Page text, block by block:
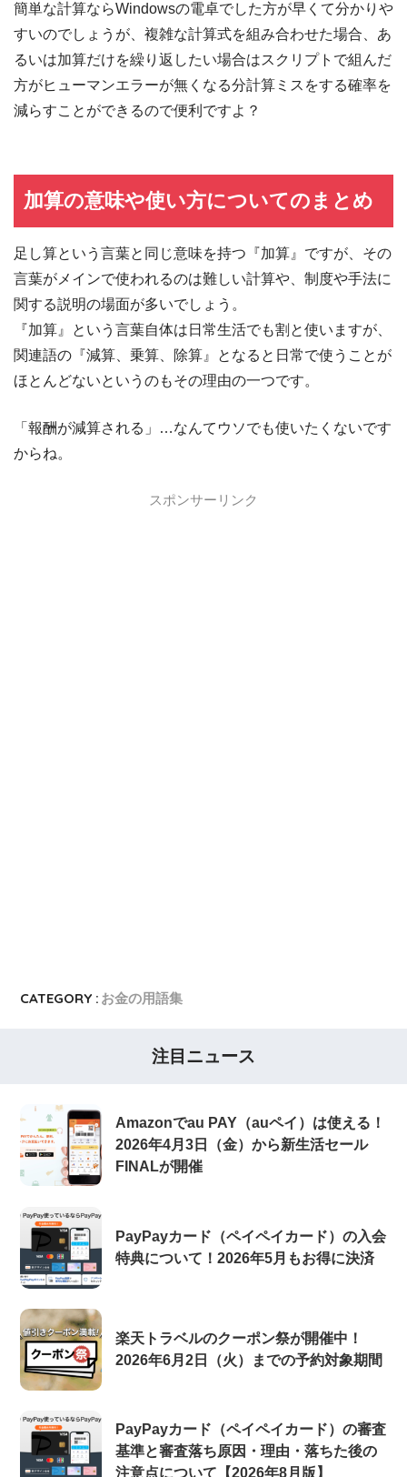
簡単な計算ならWindowsの電卓でした方が早くて分かりや
すいのでしょうが、複雑な計算式を組み合わせた場合、あ
るいは加算だけを繰り返したい場合はスクリプトで組んだ
方がヒューマンエラーが無くなる分計算ミスをする確率を
減らすことができるので便利ですよ？
加算の意味や使い方についてのまとめ
足し算という言葉と同じ意味を持つ『加算』ですが、その
言葉がメインで使われるのは難しい計算や、制度や手法に
関する説明の場面が多いでしょう。
『加算』という言葉自体は日常生活でも割と使いますが、
関連語の『減算、乗算、除算』となると日常で使うことが
ほとんどないというのもその理由の一つです。
「報酬が減算される」…なんてウソでも使いたくないです
からね。
スポンサーリンク
CATEGORY : お金の用語集
注目ニュース
Amazonでau PAY（auペイ）は使える！
2026年4月3日（金）から新生活セール
FINALが開催
PayPayカード（ペイペイカード）の入会
特典について！2026年5月もお得に決済
楽天トラベルのクーポン祭が開催中！
2026年6月2日（火）までの予約対象期間
PayPayカード（ペイペイカード）の審査
基準と審査落ち原因・理由・落ちた後の
注意点について【2026年8月版】